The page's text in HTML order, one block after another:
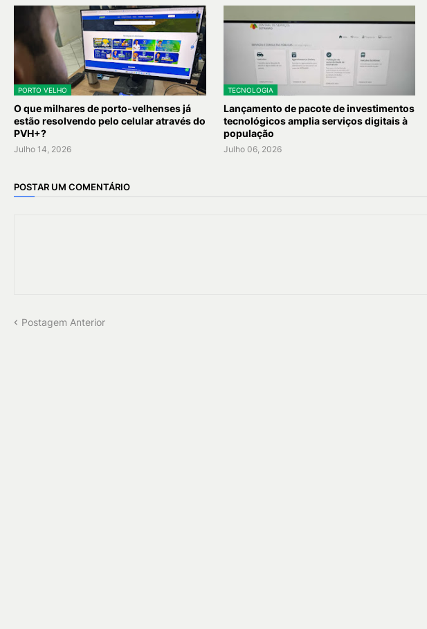
PORTO VELHO
O que milhares de porto-velhenses já
estão resolvendo pelo celular através do
PVH+?
Julho 14, 2026
TECNOLOGIA
Lançamento de pacote de investimentos
tecnológicos amplia serviços digitais à
população
Julho 06, 2026
POSTAR UM COMENTÁRIO
Postagem Anterior